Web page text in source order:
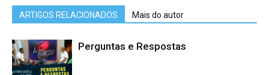
ARTIGOS RELACIONADOS Mais do autor
Perguntas e Respostas